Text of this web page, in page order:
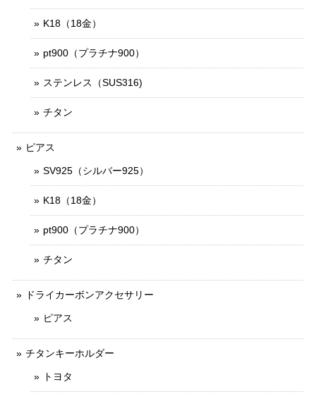
K18（18金）
pt900（プラチナ900）
ステンレス（SUS316)
チタン
ピアス
SV925（シルバー925）
K18（18金）
pt900（プラチナ900）
チタン
ドライカーボンアクセサリー
ピアス
チタンキーホルダー
トヨタ